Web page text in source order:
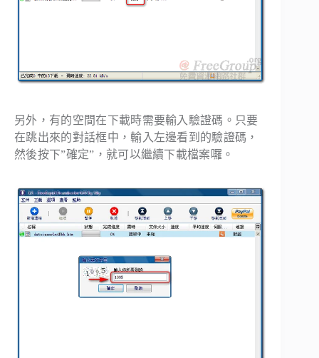
另外，有的空間在下載時需要輸入驗證碼。只要
在跳出來的對話框中，輸入左邊看到的驗證碼，
然後按下”確定”，就可以繼續下載檔案囉。